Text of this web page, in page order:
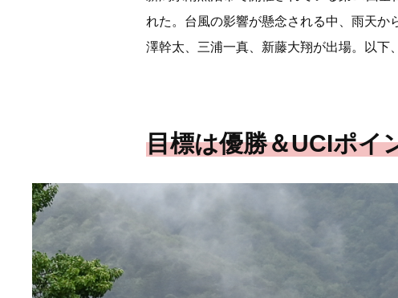
れた。台風の影響が懸念される中、雨天
澤幹太、三浦一真、新藤大翔が出場。以下
目標は優勝＆UCIポイ